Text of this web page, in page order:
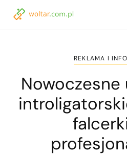
REKLAMA I
Nowoczesne